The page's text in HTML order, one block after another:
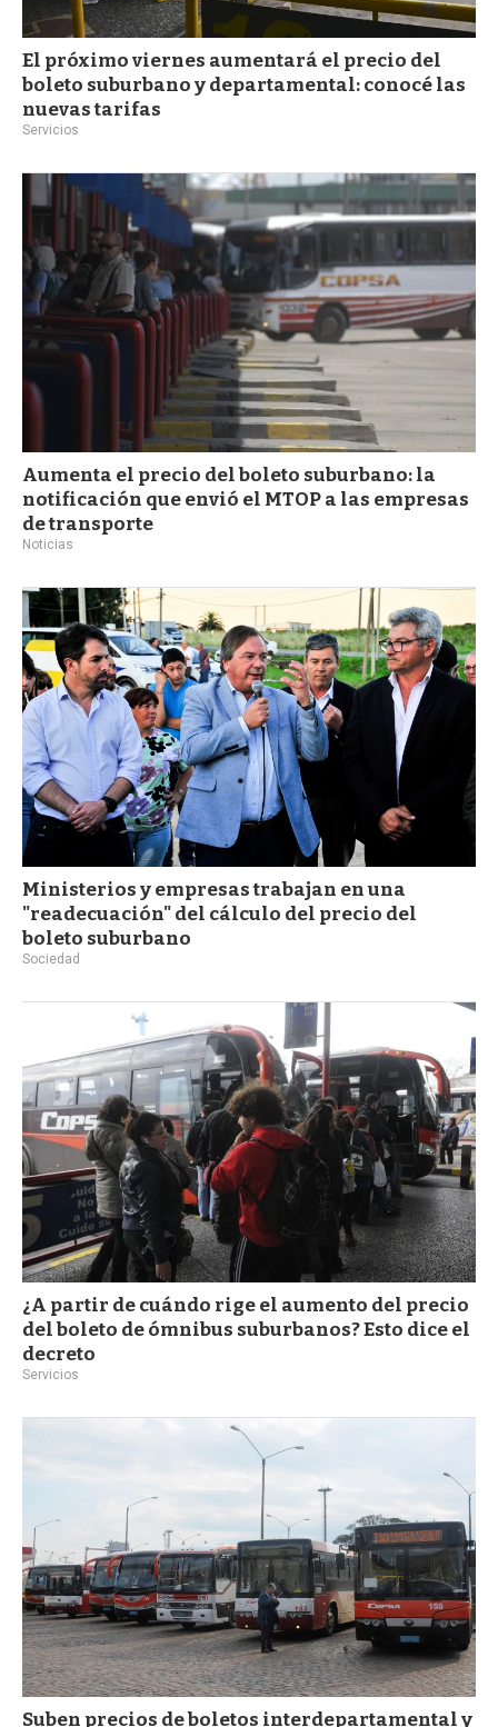
El próximo viernes aumentará el precio del
boleto suburbano y departamental: conocé las
nuevas tarifas
Servicios
Aumenta el precio del boleto suburbano: la
notificación que envió el MTOP a las empresas
de transporte
Noticias
Ministerios y empresas trabajan en una
"readecuación" del cálculo del precio del
boleto suburbano
Sociedad
¿A partir de cuándo rige el aumento del precio
del boleto de ómnibus suburbanos? Esto dice el
decreto
Servicios
Suben precios de boletos interdepartamental y